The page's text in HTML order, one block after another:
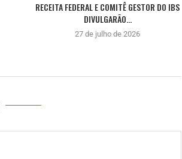
RECEITA FEDERAL E COMITÊ GESTOR DO IBS
DIVULGARÃO...
27 de julho de 2026